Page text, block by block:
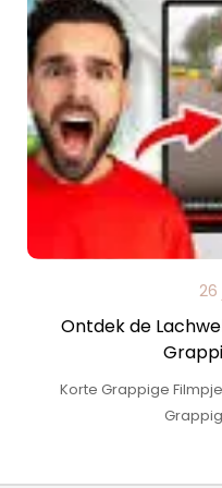
26
Ontdek de
Korte Grappige